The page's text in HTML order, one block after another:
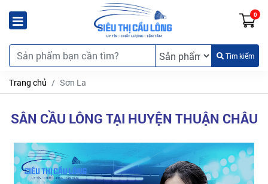
0
Tìm kiếm
Trang chủ Sơn La
SÂN CẦU LÔNG TẠI HUYỆN THUẬN CHÂU